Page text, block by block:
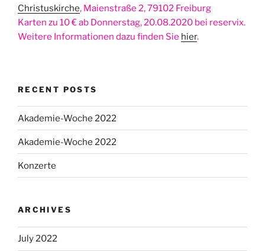
Christuskirche, Maienstraße 2, 79102 Freiburg
Karten zu 10 € ab Donnerstag, 20.08.2020 bei reservix.
Weitere Informationen dazu finden Sie hier.
RECENT POSTS
Akademie-Woche 2022
Akademie-Woche 2022
Konzerte
ARCHIVES
July 2022